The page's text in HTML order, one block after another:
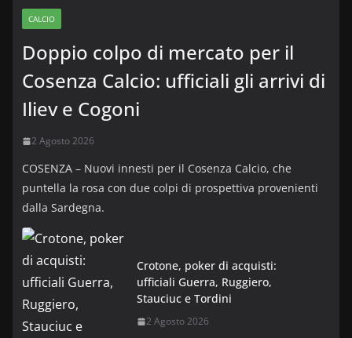
CALCIO
Doppio colpo di mercato per il
Cosenza Calcio: ufficiali gli arrivi di
Iliev e Cogoni
2 Agosto 2026
COSENZA – Nuovi innesti per il Cosenza Calcio, che
puntella la rosa con due colpi di prospettiva provenienti
dalla Sardegna.
Crotone, poker di acquisti:
ufficiali Guerra, Ruggiero,
Stauciuc e Tordini
2 Agosto 2026